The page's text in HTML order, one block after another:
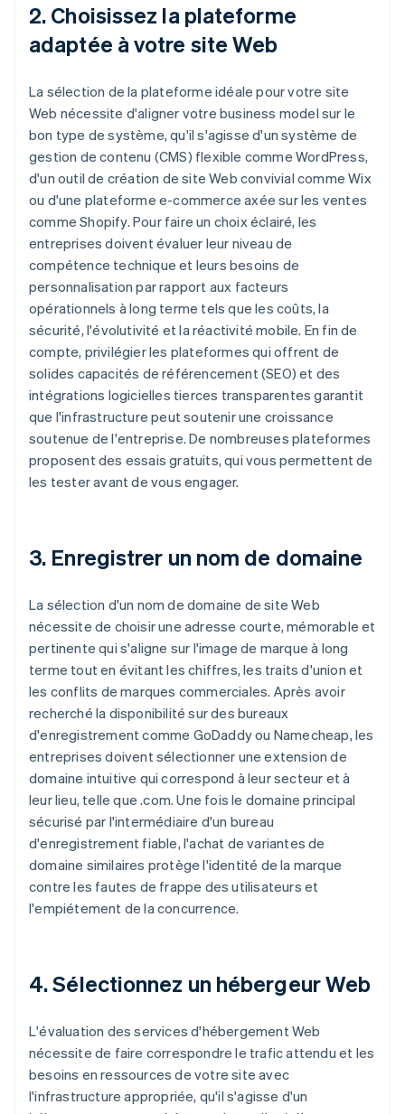
2. Choisissez la plateforme
adaptée à votre site Web
La sélection de la plateforme idéale pour votre site
Web nécessite d'aligner votre business model sur le
bon type de système, qu'il s'agisse d'un système de
gestion de contenu (CMS) flexible comme WordPress,
d'un outil de création de site Web convivial comme Wix
ou d'une plateforme e-commerce axée sur les ventes
comme Shopify. Pour faire un choix éclairé, les
entreprises doivent évaluer leur niveau de
compétence technique et leurs besoins de
personnalisation par rapport aux facteurs
opérationnels à long terme tels que les coûts, la
sécurité, l'évolutivité et la réactivité mobile. En fin de
compte, privilégier les plateformes qui offrent de
solides capacités de référencement (SEO) et des
intégrations logicielles tierces transparentes garantit
que l'infrastructure peut soutenir une croissance
soutenue de l'entreprise. De nombreuses plateformes
proposent des essais gratuits, qui vous permettent de
les tester avant de vous engager.
3. Enregistrer un nom de domaine
La sélection d'un nom de domaine de site Web
nécessite de choisir une adresse courte, mémorable et
pertinente qui s'aligne sur l'image de marque à long
terme tout en évitant les chiffres, les traits d'union et
les conflits de marques commerciales. Après avoir
recherché la disponibilité sur des bureaux
d'enregistrement comme GoDaddy ou Namecheap, les
entreprises doivent sélectionner une extension de
domaine intuitive qui correspond à leur secteur et à
leur lieu, telle que .com. Une fois le domaine principal
sécurisé par l'intermédiaire d'un bureau
d'enregistrement fiable, l'achat de variantes de
domaine similaires protège l'identité de la marque
contre les fautes de frappe des utilisateurs et
l'empiétement de la concurrence.
4. Sélectionnez un hébergeur Web
L'évaluation des services d'hébergement Web
nécessite de faire correspondre le trafic attendu et les
besoins en ressources de votre site avec
l'infrastructure appropriée, qu'il s'agisse d'un